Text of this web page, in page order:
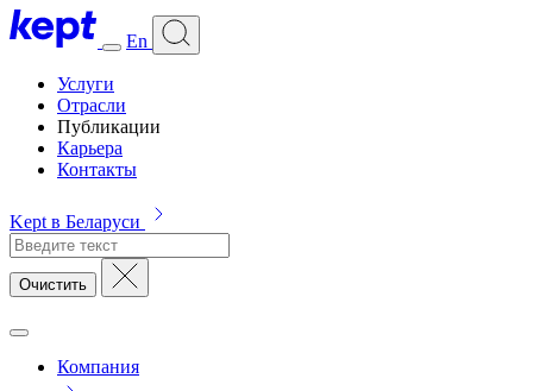
En
Услуги
Отрасли
Публикации
Карьера
Контакты
Kept в Беларуси
Очистить
Компания